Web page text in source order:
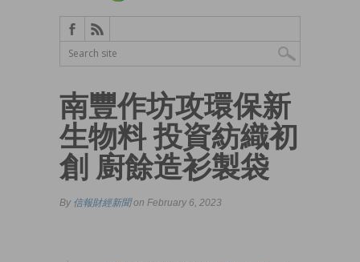
南豐作坊攻環保新
生物料 投資紡織初
創 廚餘造衫製袋
By 信報財經新聞on February 6, 2023